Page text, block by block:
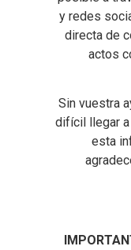
y redes
directa de
actos
Sin vuestra
difícil llegar
esta